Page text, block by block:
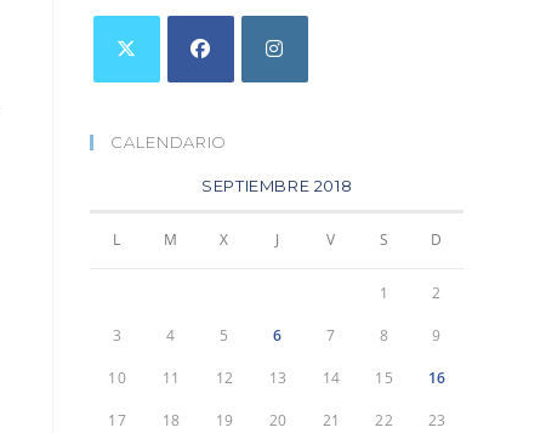
CALENDARIO
SEPTIEMBRE 2018
L M X J V S D
1 2
3 4 5 6 7 8 9
10 11 12 13 14 15 16
17 18 19 20 21 22 23